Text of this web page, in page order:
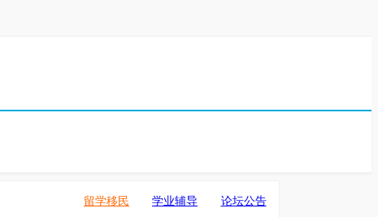
留学移民 学业辅导
论坛公告